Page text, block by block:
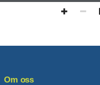
Om oss